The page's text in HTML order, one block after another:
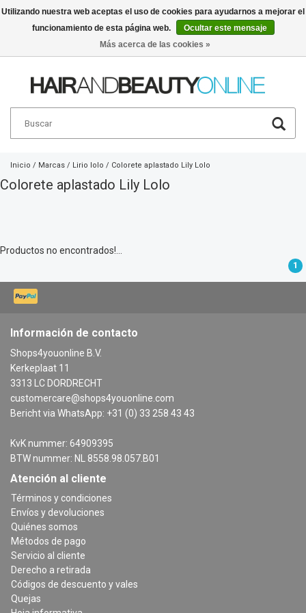
Español €
Inicio / Marcas / Lirio lolo / Colorete aplastado Lily Lolo
Colorete aplastado Lily Lolo
Productos no encontrados!...
1
Información de contacto
Shops4youonline B.V.
Kerkeplaat 11
3313 LC DORDRECHT
customercare@shops4youonline.com
Bericht via WhatsApp: +31 (0) 33 258 43 43
KvK nummer: 64909395
BTW nummer: NL 8558.98.057.B01
Atención al cliente
Términos y condiciones
Envíos y devoluciones
Quiénes somos
Métodos de pago
Servicio al cliente
Derecho a retirada
Códigos de descuento y vales
Quejas
Utilizando nuestra web aceptas el uso de cookies para ayudarnos a mejorar el
funcionamiento de esta página web.
Ocultar este mensaje
Más acerca de las cookies »